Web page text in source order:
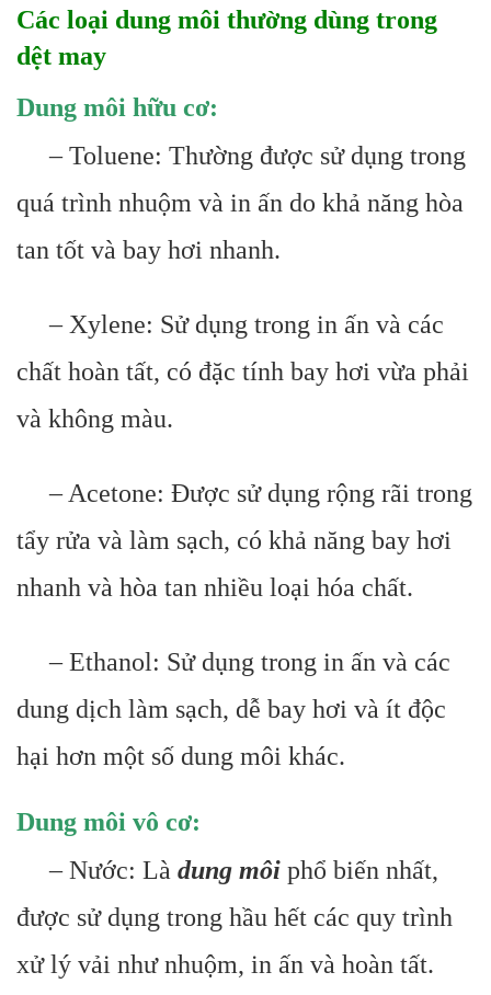
Các loại dung môi thường dùng trong
dệt may
Dung môi hữu cơ:
– Toluene: Thường được sử dụng trong
quá trình nhuộm và in ấn do khả năng hòa
tan tốt và bay hơi nhanh.
– Xylene: Sử dụng trong in ấn và các
chất hoàn tất, có đặc tính bay hơi vừa phải
và không màu.
– Acetone: Được sử dụng rộng rãi trong
tẩy rửa và làm sạch, có khả năng bay hơi
nhanh và hòa tan nhiều loại hóa chất.
– Ethanol: Sử dụng trong in ấn và các
dung dịch làm sạch, dễ bay hơi và ít độc
hại hơn một số dung môi khác.
Dung môi vô cơ:
– Nước: Là dung môi phổ biến nhất,
được sử dụng trong hầu hết các quy trình
xử lý vải như nhuộm, in ấn và hoàn tất.